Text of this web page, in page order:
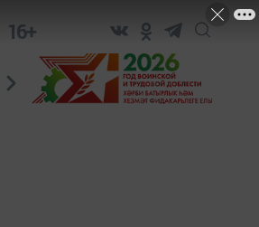
16+
Реклама Онлайн